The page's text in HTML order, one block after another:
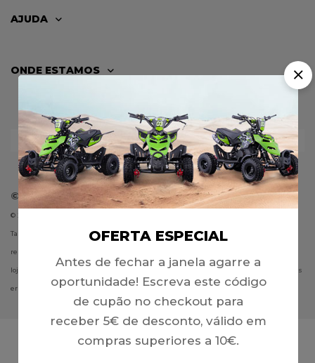
AJUDA
ONDE ESTAMOS
© TOX RACING -info@toxmoto.pt- 263 652 274
© 2003-2024, Green Factory, Representações Lda | SEDE: Rua Pinhal da Misericórdia,
Tapada Antº Ribeiro, 2135-038 Samora Correia | NIF: 506 782 115 | Todos os direitos
reservados. Todos os preços incluem I.V.A. à taxa legal em vigor e são exclusivos da
loja online. A Green Factory, Representações Lda não se responsabiliza por eventuais
erros publicados no site.
OFERTA ESPECIAL
Antes de fechar a janela agarre a
oportunidade! Escreva este código
de cupão no checkout para
receber 5€ de desconto, válido em
compras superiores a 10€.